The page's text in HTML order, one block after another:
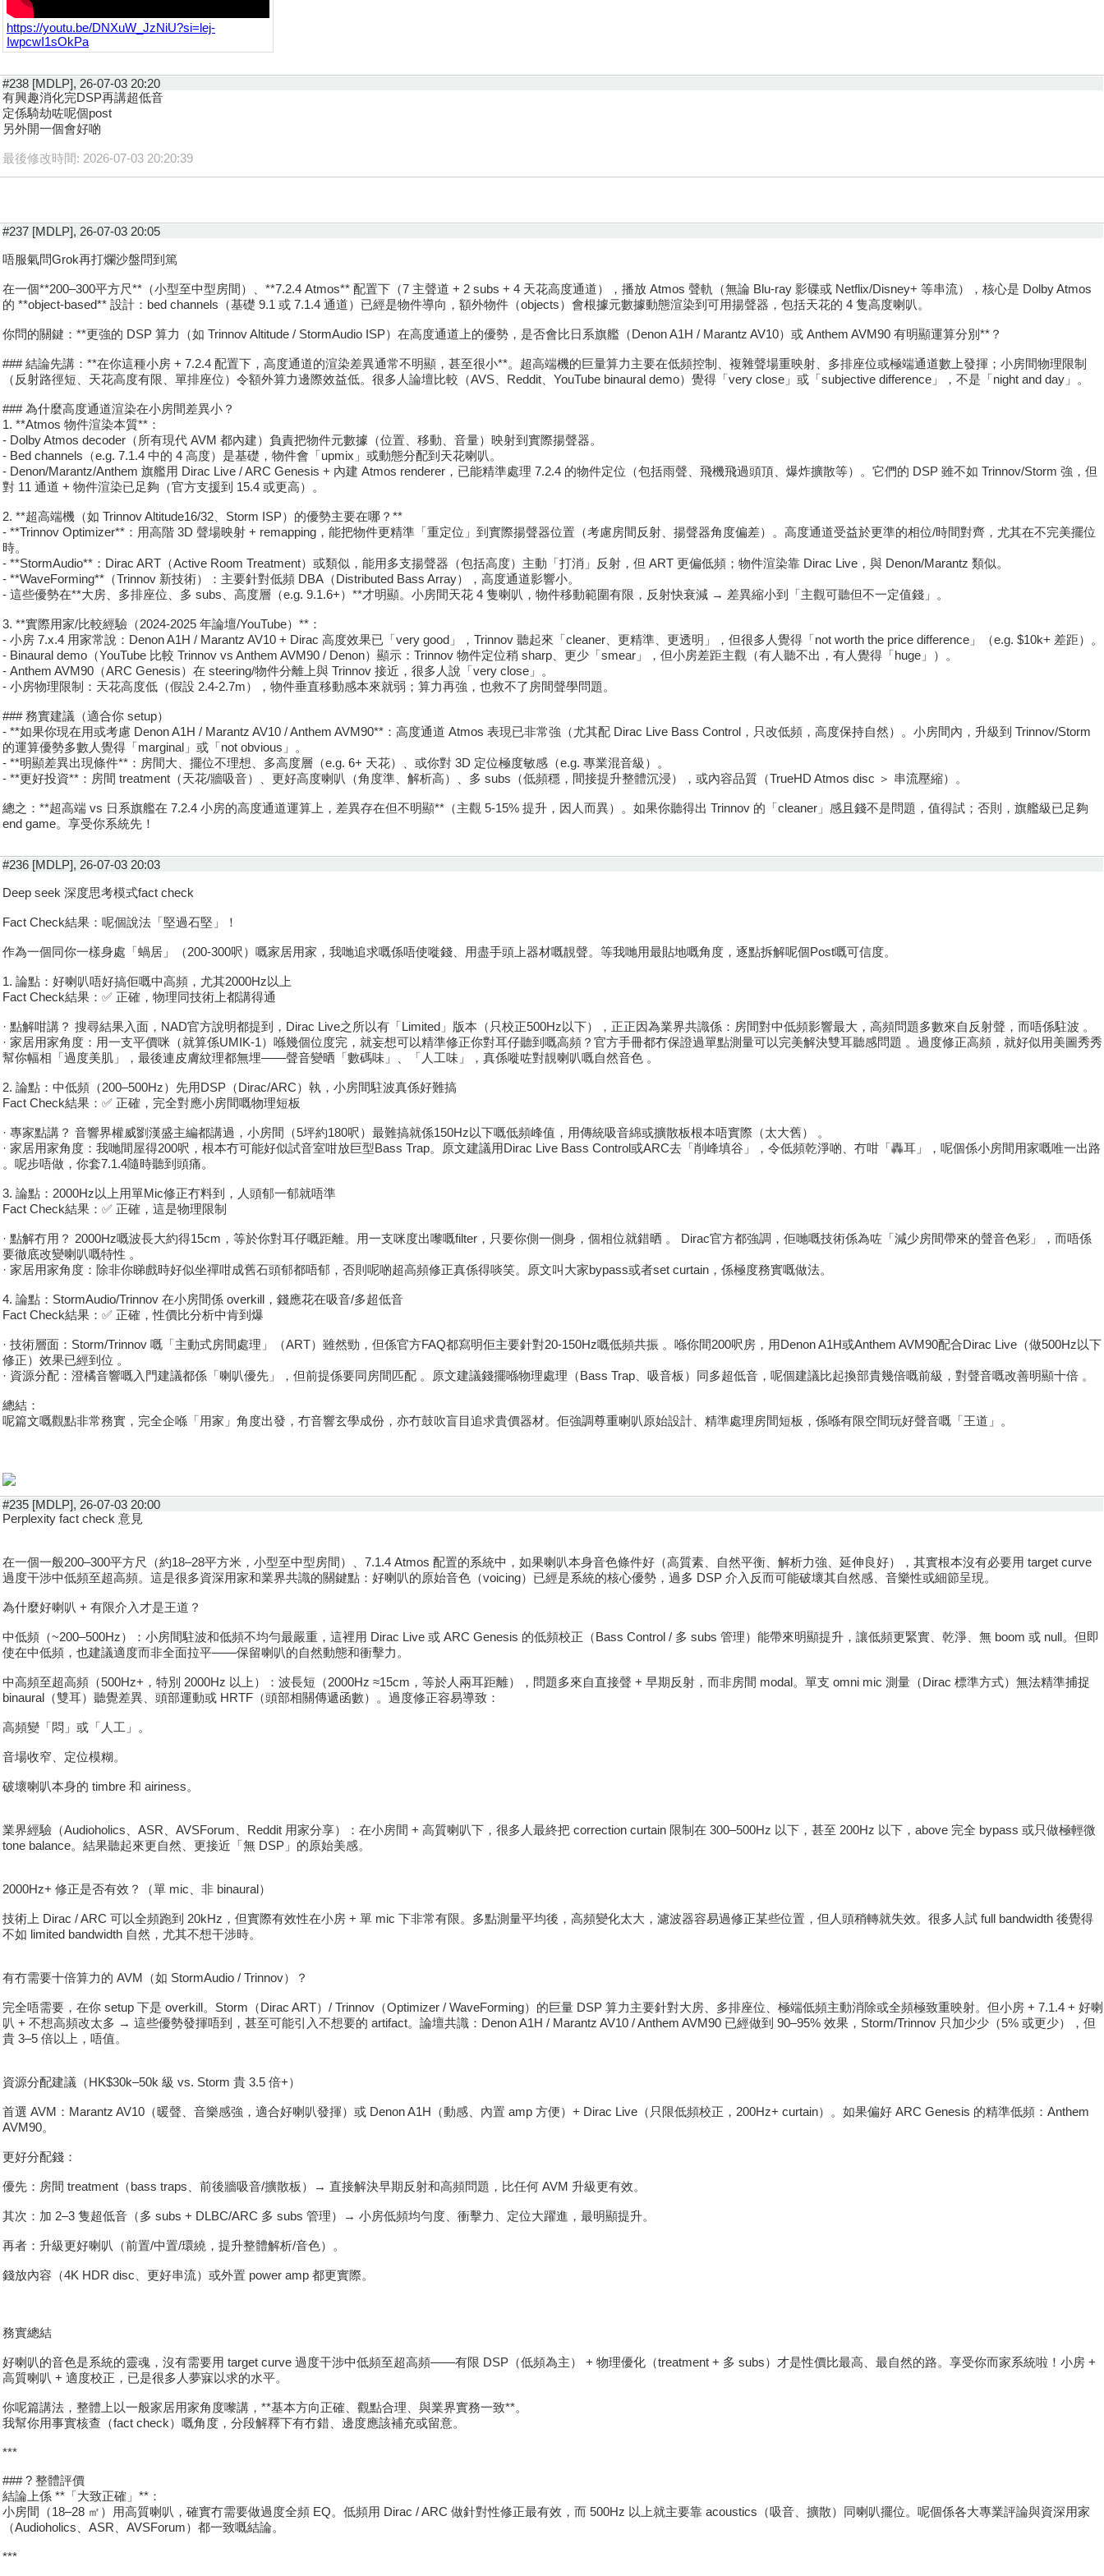
https://youtu.be/DNXuW_JzNiU?si=lej-
IwpcwI1sOkPa
#238 [MDLP], 26-07-03 20:20
有興趣消化完DSP再講超低音
定係騎劫咗呢個post
另外開一個會好啲
最後修改時間: 2026-07-03 20:20:39
#237 [MDLP], 26-07-03 20:05
唔服氣問Grok再打爛沙盤問到篤
在一個**200–300平方尺**（小型至中型房間）、**7.2.4 Atmos** 配置下（7 主聲道 + 2 subs + 4 天花高度通道），播放 Atmos 聲軌（無論 Blu-ray 影碟或 Netflix/Disney+ 等串流），核心是 Dolby Atmos
的 **object-based** 設計：bed channels（基礎 9.1 或 7.1.4 通道）已經是物件導向，額外物件（objects）會根據元數據動態渲染到可用揚聲器，包括天花的 4 隻高度喇叭。
你問的關鍵：**更強的 DSP 算力（如 Trinnov Altitude / StormAudio ISP）在高度通道上的優勢，是否會比日系旗艦（Denon A1H / Marantz AV10）或 Anthem AVM90 有明顯運算分別**？
### 結論先講：**在你這種小房 + 7.2.4 配置下，高度通道的渲染差異通常不明顯，甚至很小**。超高端機的巨量算力主要在低頻控制、複雜聲場重映射、多排座位或極端通道數上發揮；小房間物理限制
（反射路徑短、天花高度有限、單排座位）令額外算力邊際效益低。很多人論壇比較（AVS、Reddit、YouTube binaural demo）覺得「very close」或「subjective difference」，不是「night and day」。
### 為什麼高度通道渲染在小房間差異小？
1. **Atmos 物件渲染本質**：
- Dolby Atmos decoder（所有現代 AVM 都內建）負責把物件元數據（位置、移動、音量）映射到實際揚聲器。
- Bed channels（e.g. 7.1.4 中的 4 高度）是基礎，物件會「upmix」或動態分配到天花喇叭。
- Denon/Marantz/Anthem 旗艦用 Dirac Live / ARC Genesis + 內建 Atmos renderer，已能精準處理 7.2.4 的物件定位（包括雨聲、飛機飛過頭頂、爆炸擴散等）。它們的 DSP 雖不如 Trinnov/Storm 強，但
對 11 通道 + 物件渲染已足夠（官方支援到 15.4 或更高）。
2. **超高端機（如 Trinnov Altitude16/32、Storm ISP）的優勢主要在哪？**
- **Trinnov Optimizer**：用高階 3D 聲場映射 + remapping，能把物件更精準「重定位」到實際揚聲器位置（考慮房間反射、揚聲器角度偏差）。高度通道受益於更準的相位/時間對齊，尤其在不完美擺位
時。
- **StormAudio**：Dirac ART（Active Room Treatment）或類似，能用多支揚聲器（包括高度）主動「打消」反射，但 ART 更偏低頻；物件渲染靠 Dirac Live，與 Denon/Marantz 類似。
- **WaveForming**（Trinnov 新技術）：主要針對低頻 DBA（Distributed Bass Array），高度通道影響小。
- 這些優勢在**大房、多排座位、多 subs、高度層（e.g. 9.1.6+）**才明顯。小房間天花 4 隻喇叭，物件移動範圍有限，反射快衰減 → 差異縮小到「主觀可聽但不一定值錢」。
3. **實際用家/比較經驗（2024-2025 年論壇/YouTube）**：
- 小房 7.x.4 用家常說：Denon A1H / Marantz AV10 + Dirac 高度效果已「very good」，Trinnov 聽起來「cleaner、更精準、更透明」，但很多人覺得「not worth the price difference」（e.g. $10k+ 差距）。
- Binaural demo（YouTube 比較 Trinnov vs Anthem AVM90 / Denon）顯示：Trinnov 物件定位稍 sharp、更少「smear」，但小房差距主觀（有人聽不出，有人覺得「huge」）。
- Anthem AVM90（ARC Genesis）在 steering/物件分離上與 Trinnov 接近，很多人說「very close」。
- 小房物理限制：天花高度低（假設 2.4-2.7m），物件垂直移動感本來就弱；算力再強，也救不了房間聲學問題。
### 務實建議（適合你 setup）
- **如果你現在用或考慮 Denon A1H / Marantz AV10 / Anthem AVM90**：高度通道 Atmos 表現已非常強（尤其配 Dirac Live Bass Control，只改低頻，高度保持自然）。小房間內，升級到 Trinnov/Storm
的運算優勢多數人覺得「marginal」或「not obvious」。
- **明顯差異出現條件**：房間大、擺位不理想、多高度層（e.g. 6+ 天花）、或你對 3D 定位極度敏感（e.g. 專業混音級）。
- **更好投資**：房間 treatment（天花/牆吸音）、更好高度喇叭（角度準、解析高）、多 subs（低頻穩，間接提升整體沉浸），或內容品質（TrueHD Atmos disc ＞ 串流壓縮）。
總之：**超高端 vs 日系旗艦在 7.2.4 小房的高度通道運算上，差異存在但不明顯**（主觀 5-15% 提升，因人而異）。如果你聽得出 Trinnov 的「cleaner」感且錢不是問題，值得試；否則，旗艦級已足夠
end game。享受你系統先！
#236 [MDLP], 26-07-03 20:03
Deep seek 深度思考模式fact check
Fact Check結果：呢個說法「堅過石堅」！
作為一個同你一樣身處「蝸居」（200-300呎）嘅家居用家，我哋追求嘅係唔使嘥錢、用盡手頭上器材嘅靚聲。等我哋用最貼地嘅角度，逐點拆解呢個Post嘅可信度。
1. 論點：好喇叭唔好搞佢嘅中高頻，尤其2000Hz以上
Fact Check結果：✅ 正確，物理同技術上都講得通
· 點解咁講？ 搜尋結果入面，NAD官方說明都提到，Dirac Live之所以有「Limited」版本（只校正500Hz以下），正正因為業界共識係：房間對中低頻影響最大，高頻問題多數來自反射聲，而唔係駐波 。
· 家居用家角度：用一支平價咪（就算係UMIK-1）喺幾個位度完，就妄想可以精準修正你對耳仔聽到嘅高頻？官方手冊都冇保證過單點測量可以完美解決雙耳聽感問題 。過度修正高頻，就好似用美圖秀秀
幫你幅相「過度美肌」，最後連皮膚紋理都無埋——聲音變晒「數碼味」、「人工味」，真係嘥咗對靚喇叭嘅自然音色 。
2. 論點：中低頻（200–500Hz）先用DSP（Dirac/ARC）執，小房間駐波真係好難搞
Fact Check結果：✅ 正確，完全對應小房間嘅物理短板
· 專家點講？ 音響界權威劉漢盛主編都講過，小房間（5坪約180呎）最難搞就係150Hz以下嘅低頻峰值，用傳統吸音綿或擴散板根本唔實際（太大舊） 。
· 家居用家角度：我哋間屋得200呎，根本冇可能好似試音室咁放巨型Bass Trap。原文建議用Dirac Live Bass Control或ARC去「削峰填谷」，令低頻乾淨啲、冇咁「轟耳」，呢個係小房間用家嘅唯一出路
。呢步唔做，你套7.1.4隨時聽到頭痛。
3. 論點：2000Hz以上用單Mic修正冇料到，人頭郁一郁就唔準
Fact Check結果：✅ 正確，這是物理限制
· 點解冇用？ 2000Hz嘅波長大約得15cm，等於你對耳仔嘅距離。用一支咪度出嚟嘅filter，只要你側一側身，個相位就錯晒 。 Dirac官方都強調，佢哋嘅技術係為咗「減少房間帶來的聲音色彩」，而唔係
要徹底改變喇叭嘅特性 。
· 家居用家角度：除非你睇戲時好似坐禪咁成舊石頭郁都唔郁，否則呢啲超高頻修正真係得啖笑。原文叫大家bypass或者set curtain，係極度務實嘅做法。
4. 論點：StormAudio/Trinnov 在小房間係 overkill，錢應花在吸音/多超低音
Fact Check結果：✅ 正確，性價比分析中肯到爆
· 技術層面：Storm/Trinnov 嘅「主動式房間處理」（ART）雖然勁，但係官方FAQ都寫明佢主要針對20-150Hz嘅低頻共振 。喺你間200呎房，用Denon A1H或Anthem AVM90配合Dirac Live（做500Hz以下
修正）效果已經到位 。
· 資源分配：澄橘音響嘅入門建議都係「喇叭優先」，但前提係要同房間匹配 。原文建議錢擺喺物理處理（Bass Trap、吸音板）同多超低音，呢個建議比起換部貴幾倍嘅前級，對聲音嘅改善明顯十倍 。
總結：
呢篇文嘅觀點非常務實，完全企喺「用家」角度出發，冇音響玄學成份，亦冇鼓吹盲目追求貴價器材。佢強調尊重喇叭原始設計、精準處理房間短板，係喺有限空間玩好聲音嘅「王道」。
#235 [MDLP], 26-07-03 20:00
Perplexity fact check 意見
在一個一般200–300平方尺（約18–28平方米，小型至中型房間）、7.1.4 Atmos 配置的系統中，如果喇叭本身音色條件好（高質素、自然平衡、解析力強、延伸良好），其實根本沒有必要用 target curve
過度干涉中低頻至超高頻。這是很多資深用家和業界共識的關鍵點：好喇叭的原始音色（voicing）已經是系統的核心優勢，過多 DSP 介入反而可能破壞其自然感、音樂性或細節呈現。
為什麼好喇叭 + 有限介入才是王道？
中低頻（~200–500Hz）：小房間駐波和低頻不均勻最嚴重，這裡用 Dirac Live 或 ARC Genesis 的低頻校正（Bass Control / 多 subs 管理）能帶來明顯提升，讓低頻更緊實、乾淨、無 boom 或 null。但即
使在中低頻，也建議適度而非全面拉平——保留喇叭的自然動態和衝擊力。
中高頻至超高頻（500Hz+，特別 2000Hz 以上）：波長短（2000Hz ≈15cm，等於人兩耳距離），問題多來自直接聲 + 早期反射，而非房間 modal。單支 omni mic 測量（Dirac 標準方式）無法精準捕捉
binaural（雙耳）聽覺差異、頭部運動或 HRTF（頭部相關傳遞函數）。過度修正容易導致：
高頻變「悶」或「人工」。
音場收窄、定位模糊。
破壞喇叭本身的 timbre 和 airiness。
業界經驗（Audioholics、ASR、AVSForum、Reddit 用家分享）：在小房間 + 高質喇叭下，很多人最終把 correction curtain 限制在 300–500Hz 以下，甚至 200Hz 以下，above 完全 bypass 或只做極輕微
tone balance。結果聽起來更自然、更接近「無 DSP」的原始美感。
2000Hz+ 修正是否有效？（單 mic、非 binaural）
技術上 Dirac / ARC 可以全頻跑到 20kHz，但實際有效性在小房 + 單 mic 下非常有限。多點測量平均後，高頻變化太大，濾波器容易過修正某些位置，但人頭稍轉就失效。很多人試 full bandwidth 後覺得
不如 limited bandwidth 自然，尤其不想干涉時。
有冇需要十倍算力的 AVM（如 StormAudio / Trinnov）？
完全唔需要，在你 setup 下是 overkill。Storm（Dirac ART）/ Trinnov（Optimizer / WaveForming）的巨量 DSP 算力主要針對大房、多排座位、極端低頻主動消除或全頻極致重映射。但小房 + 7.1.4 + 好喇
叭 + 不想高頻改太多 → 這些優勢發揮唔到，甚至可能引入不想要的 artifact。論壇共識：Denon A1H / Marantz AV10 / Anthem AVM90 已經做到 90–95% 效果，Storm/Trinnov 只加少少（5% 或更少），但
貴 3–5 倍以上，唔值。
資源分配建議（HK$30k–50k 級 vs. Storm 貴 3.5 倍+）
首選 AVM：Marantz AV10（暖聲、音樂感強，適合好喇叭發揮）或 Denon A1H（動感、內置 amp 方便）+ Dirac Live（只限低頻校正，200Hz+ curtain）。如果偏好 ARC Genesis 的精準低頻：Anthem
AVM90。
更好分配錢：
優先：房間 treatment（bass traps、前後牆吸音/擴散板）→ 直接解決早期反射和高頻問題，比任何 AVM 升級更有效。
其次：加 2–3 隻超低音（多 subs + DLBC/ARC 多 subs 管理）→ 小房低頻均勻度、衝擊力、定位大躍進，最明顯提升。
再者：升級更好喇叭（前置/中置/環繞，提升整體解析/音色）。
錢放內容（4K HDR disc、更好串流）或外置 power amp 都更實際。
務實總結
好喇叭的音色是系統的靈魂，沒有需要用 target curve 過度干涉中低頻至超高頻——有限 DSP（低頻為主） + 物理優化（treatment + 多 subs）才是性價比最高、最自然的路。享受你而家系統啦！小房 +
高質喇叭 + 適度校正，已是很多人夢寐以求的水平。
你呢篇講法，整體上以一般家居用家角度嚟講，**基本方向正確、觀點合理、與業界實務一致**。
我幫你用事實核查（fact check）嘅角度，分段解釋下有冇錯、邊度應該補充或留意。
***
### ? 整體評價
結論上係 **「大致正確」**：
小房間（18–28 ㎡）用高質喇叭，確實冇需要做過度全頻 EQ。低頻用 Dirac / ARC 做針對性修正最有效，而 500Hz 以上就主要靠 acoustics（吸音、擴散）同喇叭擺位。呢個係各大專業評論與資深用家
（Audioholics、ASR、AVSForum）都一致嘅結論。
***